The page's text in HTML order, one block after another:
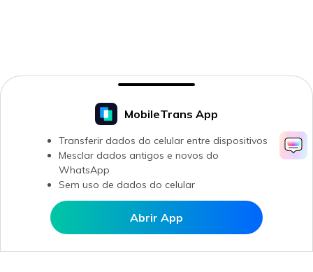
Abrir MobileTrans APP
MobileTrans App
Transferir dados do celular entre dispositivos
Mesclar dados antigos e novos do
WhatsApp
Sem uso de dados do celular
Abrir App